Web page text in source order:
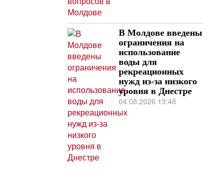
В Молдове введены
ограничения на
использование
воды для
рекреационных
нужд из-за низкого
уровня в Днестре
04.08.2026 13:48